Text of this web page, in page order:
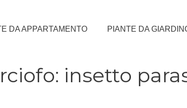
DA APPARTAMENTO PIANTE DA
insetto